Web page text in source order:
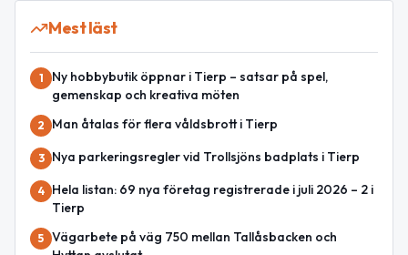
Mest läst
1
Ny hobbybutik öppnar i Tierp – satsar på spel,
gemenskap och kreativa möten
2 Man åtalas för flera våldsbrott i Tierp
3 Nya parkeringsregler vid Trollsjöns badplats i Tierp
4
Hela listan: 69 nya företag registrerade i juli 2026 – 2 i
Tierp
5 Vägarbete på väg 750 mellan Tallåsbacken och